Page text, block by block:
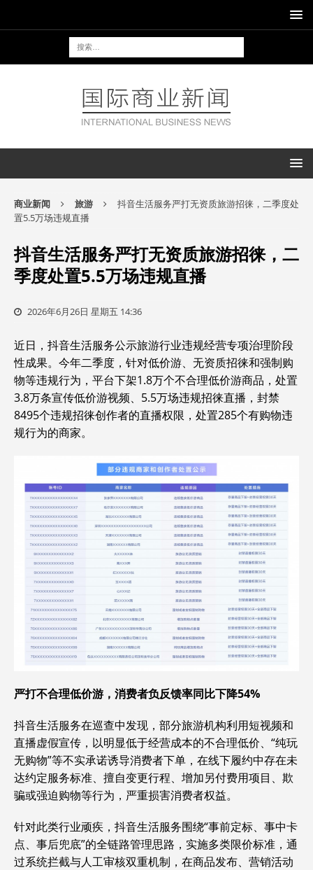
商业新闻 旅游
抖音生活服务严打无资质旅游招徕，二季度处
置5.5万场违规直播
抖音生活服务严打无资质旅游招徕，二
季度处置5.5万场违规直播
2026年6月26日 星期五 14:36
近日，抖音生活服务公示旅游行业违规经营专项治理阶段
性成果。今年二季度，针对低价游、无资质招徕和强制购
物等违规行为，平台下架1.8万个不合理低价游商品，处置
3.8万条宣传低价游视频、5.5万场违规招徕直播，封禁
8495个违规招徕创作者的直播权限，处置285个有购物违
规行为的商家。
严打不合理低价游，消费者负反馈率同比下降54%
抖音生活服务在巡查中发现，部分旅游机构利用短视频和
直播虚假宣传，以明显低于经营成本的不合理低价、“纯玩
无购物”等不实承诺诱导消费者下单，在线下履约中存在未
达约定服务标准、擅自变更行程、增加另付费用项目、欺
骗或强迫购物等行为，严重损害消费者权益。
针对此类行业顽疾，抖音生活服务围绕“事前定标、事中卡
点、事后兜底”的全链路管理思路，实施多类限价标准，通
过系统拦截与人工审核双重机制，在商品发布、营销活动